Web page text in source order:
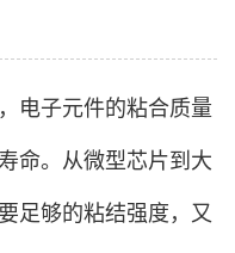
电子元件的粘合质量
命。从微型芯片到大
足够的粘结强度，又